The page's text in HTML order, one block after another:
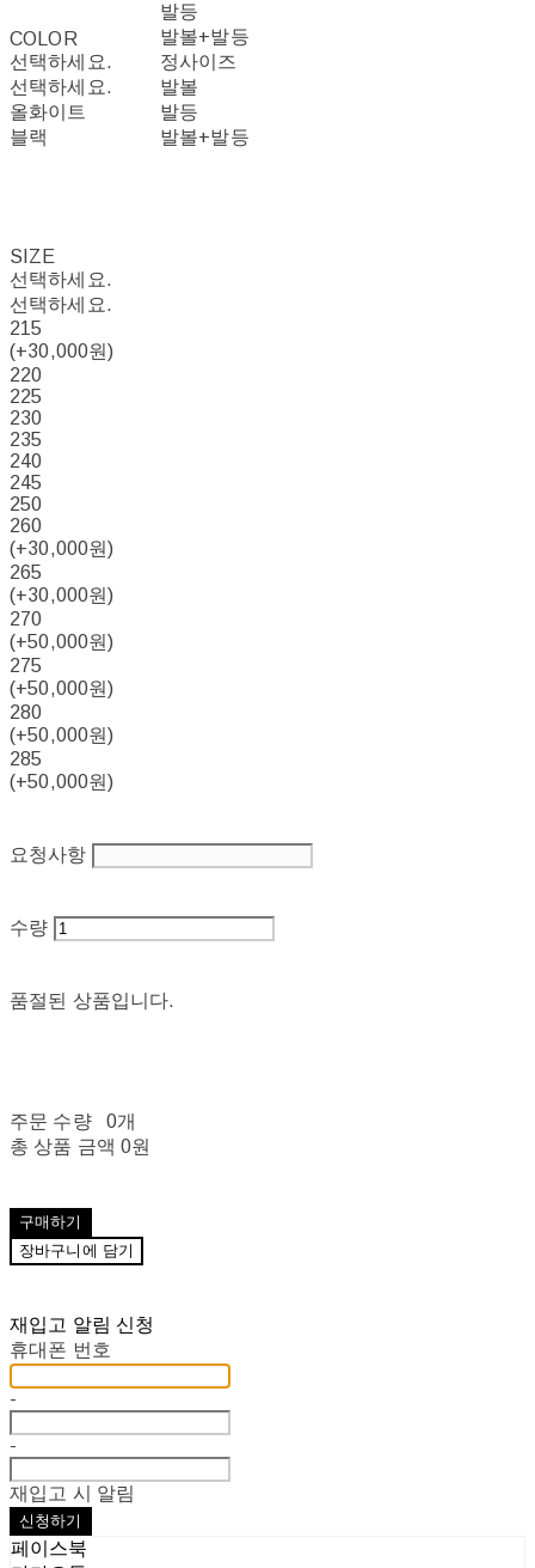
COLOR
선택하세요.
선택하세요.
올화이트
블랙
발등
발볼+발등
정사이즈
발볼
발등
발볼+발등
SIZE
선택하세요.
선택하세요.
215
(+30,000원)
220
225
230
235
240
245
250
260
(+30,000원)
265
(+30,000원)
270
(+50,000원)
275
(+50,000원)
280
(+50,000원)
285
(+50,000원)
요청사항
수량
품절된 상품입니다.
주문 수량
0개
총 상품 금액 0원
구매하기
장바구니에 담기
재입고 알림 신청
휴대폰 번호
-
-
재입고 시 알림
신청하기
페이스북